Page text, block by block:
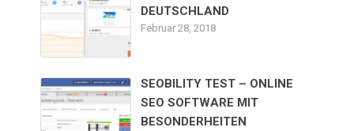
DEUTSCHLAND
Februar 28, 2018
SEOBILITY TEST – ONLINE
SEO SOFTWARE MIT
BESONDERHEITEN